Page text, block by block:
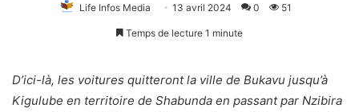
Life Infos Media 13 avril 2024 0 51
Temps de lecture 1 minute
D’ici-là, les voitures quitteront la ville de Bukavu jusqu’à
Kigulube en territoire de Shabunda en passant par Nzibira